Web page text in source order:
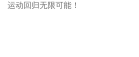
运动回归无限可能！